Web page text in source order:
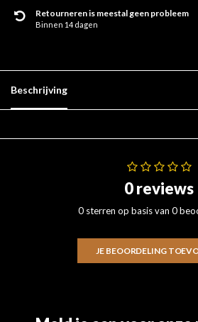
Retourneren is meestal geen probleem
Binnen 14 dagen
Beschrijving
0 reviews
0 sterren op basis van 0
JE BEOORDELING